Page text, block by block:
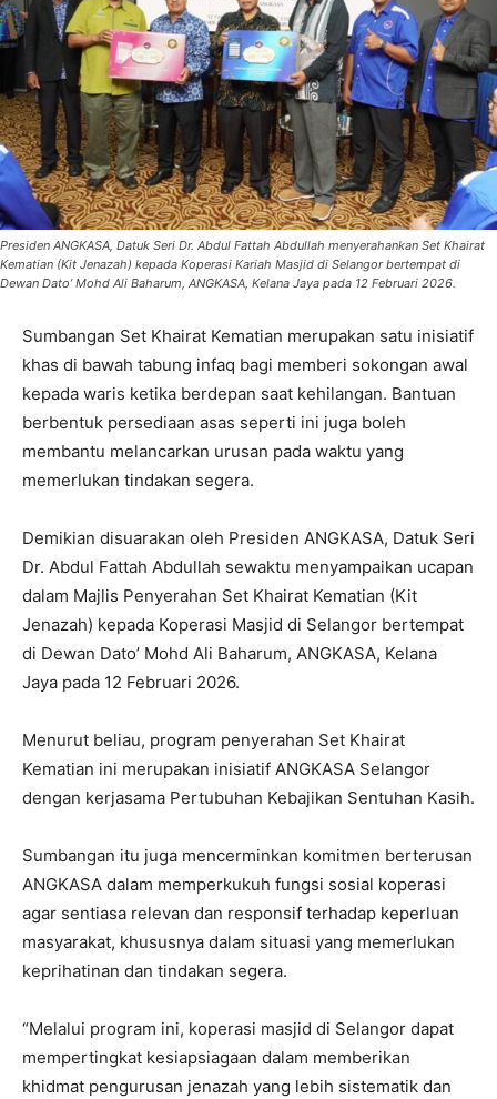
Presiden ANGKASA, Datuk Seri Dr. Abdul Fattah Abdullah menyerahankan Set Khairat
Kematian (Kit Jenazah) kepada Koperasi Kariah Masjid di Selangor bertempat di
Dewan Dato’ Mohd Ali Baharum, ANGKASA, Kelana Jaya pada 12 Februari 2026.
Sumbangan Set Khairat Kematian merupakan satu inisiatif
khas di bawah tabung infaq bagi memberi sokongan awal
kepada waris ketika berdepan saat kehilangan. Bantuan
berbentuk persediaan asas seperti ini juga boleh
membantu melancarkan urusan pada waktu yang
memerlukan tindakan segera.
Demikian disuarakan oleh Presiden ANGKASA, Datuk Seri
Dr. Abdul Fattah Abdullah sewaktu menyampaikan ucapan
dalam Majlis Penyerahan Set Khairat Kematian (Kit
Jenazah) kepada Koperasi Masjid di Selangor bertempat
di Dewan Dato’ Mohd Ali Baharum, ANGKASA, Kelana
Jaya pada 12 Februari 2026.
Menurut beliau, program penyerahan Set Khairat
Kematian ini merupakan inisiatif ANGKASA Selangor
dengan kerjasama Pertubuhan Kebajikan Sentuhan Kasih.
Sumbangan itu juga mencerminkan komitmen berterusan
ANGKASA dalam memperkukuh fungsi sosial koperasi
agar sentiasa relevan dan responsif terhadap keperluan
masyarakat, khususnya dalam situasi yang memerlukan
keprihatinan dan tindakan segera.
“Melalui program ini, koperasi masjid di Selangor dapat
mempertingkat kesiapsiagaan dalam memberikan
khidmat pengurusan jenazah yang lebih sistematik dan